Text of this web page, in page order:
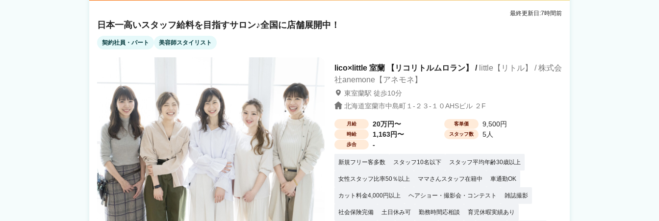
談だけでもOK！ お気軽にご応募ください✨
最終更新日:7時間前
日本一高いスタッフ給料を目指すサロン♪全国に店舗展開中！
契約社員・パート 美容師スタイリスト
lico×little 室蘭 【リコリトルムロラン】 / little【リトル】 / 株式会
社anemone【アネモネ】
東室蘭駅 徒歩10分
北海道室蘭市中島町１-２３-１０AHSビル ２F
月給 20万円〜 客単価 9,500円
時給 1,163円〜 スタッフ数 5人
歩合 -
新規フリー客多数 スタッフ10名以下 スタッフ平均年齢30歳以上
女性スタッフ比率50％以上 ママさんスタッフ在籍中 車通勤OK
カット料金4,000円以上 ヘアショー・撮影会・コンテスト 雑誌撮影
社会保険完備 土日休み可 勤務時間応相談 育児休暇実績あり